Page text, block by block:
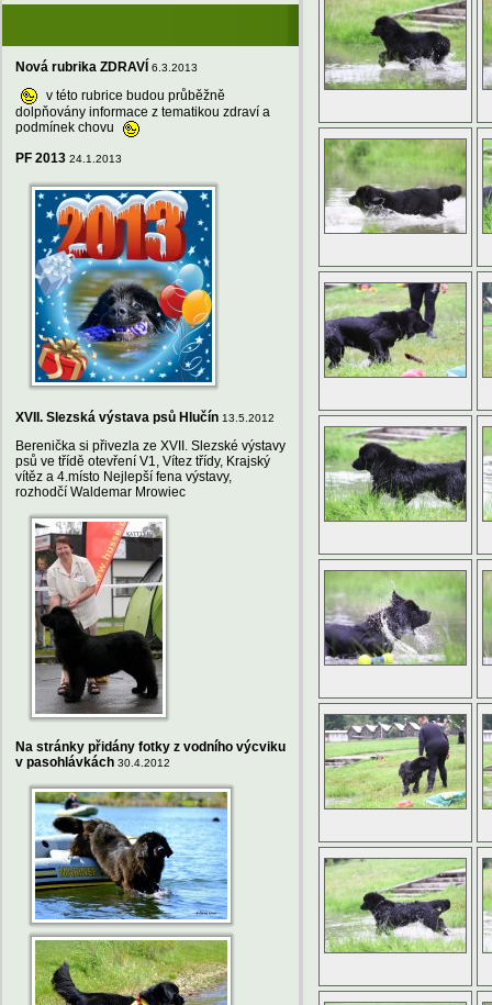
Nová rubrika ZDRAVÍ 6.3.2013
v této rubrice budou průběžně
dolpňovány informace z tematikou zdraví a
podmínek chovu
PF 2013 24.1.2013
XVII. Slezská výstava psů Hlučín 13.5.2012
Berenička si přivezla ze XVII. Slezské výstavy
psů ve třídě otevření V1, Vítez třídy, Krajský
vítěz a 4.místo Nejlepší fena výstavy,
rozhodčí Waldemar Mrowiec
Na stránky přidány fotky z vodního výcviku
v pasohlávkách 30.4.2012